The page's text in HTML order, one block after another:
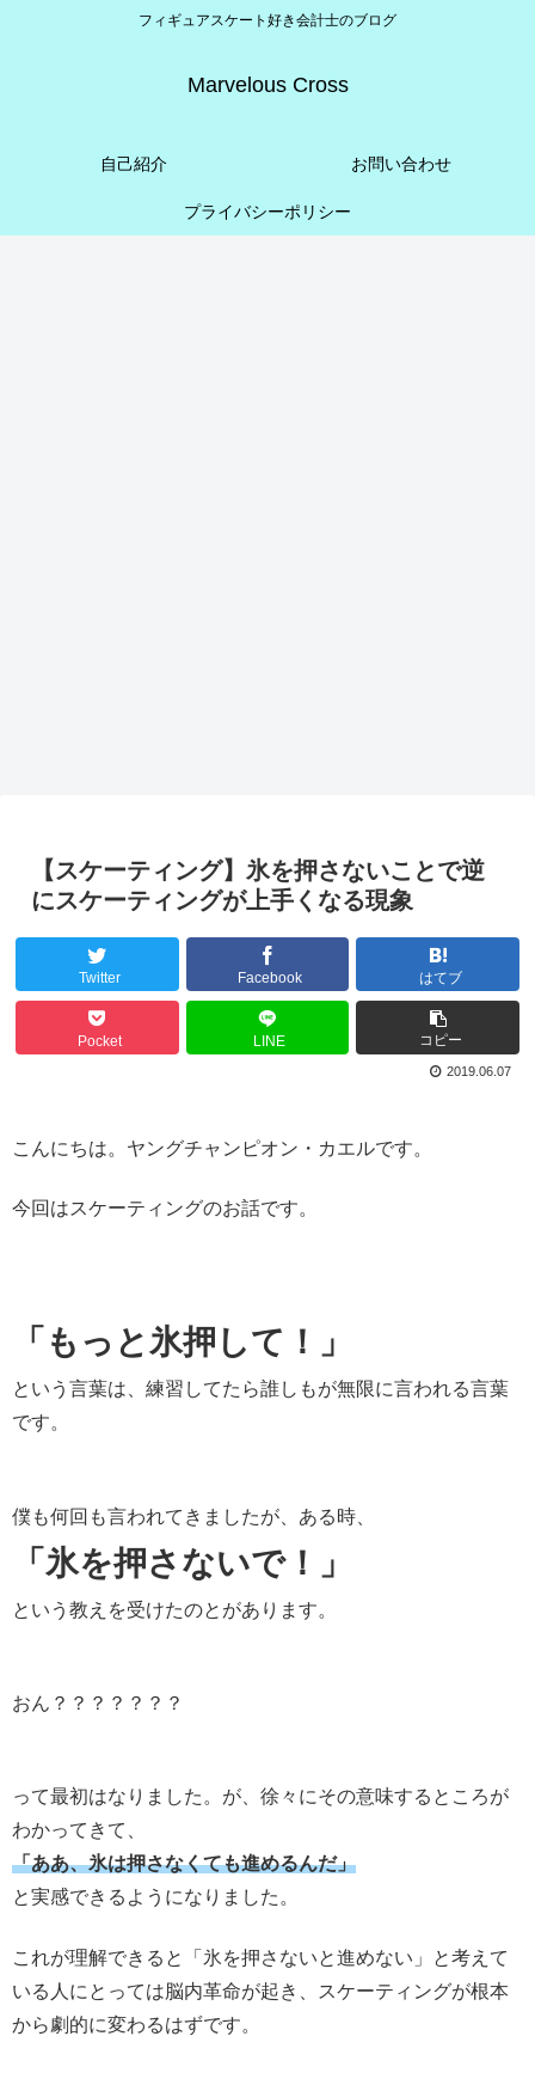
フィギュアスケート好き会計士のブログ
Marvelous Cross
自己紹介 お問い合わせ
プライバシーポリシー
【スケーティング】氷を押さないことで逆
にスケーティングが上手くなる現象
Twitter Facebook はてブ
Pocket LINE コピー
2019.06.07
こんにちは。ヤングチャンピオン・カエルです。
今回はスケーティングのお話です。
「もっと氷押して！」
という言葉は、練習してたら誰しもが無限に言われる言葉
です。
僕も何回も言われてきましたが、ある時、
「氷を押さないで！」
という教えを受けたのとがあります。
おん？？？？？？？
って最初はなりました。が、徐々にその意味するところが
わかってきて、
「ああ、氷は押さなくても進めるんだ」
と実感できるようになりました。
これが理解できると「氷を押さないと進めない」と考えて
いる人にとっては脳内革命が起き、スケーティングが根本
から劇的に変わるはずです。